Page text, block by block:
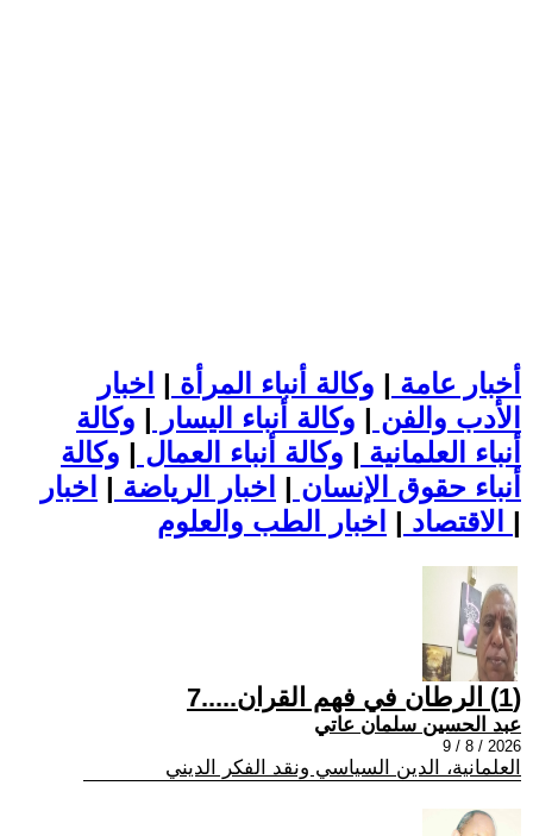
أخبار عامة | وكالة أنباء المرأة | اخبار
الأدب والفن | وكالة أنباء اليسار | وكالة
أنباء العلمانية | وكالة أنباء العمال | وكالة
أنباء حقوق الإنسان | اخبار الرياضة | اخبار
الاقتصاد | |
(1) الرطان في فهم القران.....7
عبد الحسين سلمان عاتي
2026 / 8 / 9
العلمانية، الدين السياسي ونقد الفكر الديني